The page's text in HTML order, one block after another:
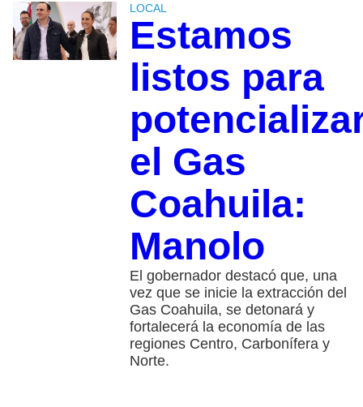
LOCAL
Estamos
listos para
el Gas
Coahuila:
Manolo
El gobernador destacó que, una
vez que se inicie la extracción del
Gas Coahuila, se detonará y
fortalecerá la economía de las
regiones Centro, Carbonífera y
Norte.